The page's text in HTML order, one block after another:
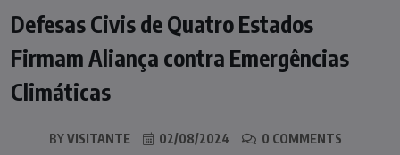
Defesas Civis de Quatro Estados
Firmam Aliança contra Emergências
Climáticas
BYVISITANTE 02/08/2024 0 COMMENTS